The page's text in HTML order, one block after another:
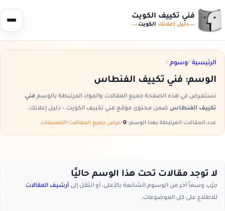
فني تكييف الكويت
دليل إعلانك الكويت
الرئيسية /وسوم /
الوسم: فني تكييف الفنطاس
نستعرض في هذه الصفحة جميع المقالات والمواد المرتبطة بالوسم فني
تكييف الفنطاس ضمن محتوى موقع فني تكييف الكويت – دليل إعلانك.
عدد المقالات المرتبطة بهذا الوسم: •عرض جميع المقالات•التصنيفات
لا توجد مقالات تحت هذا الوسم حاليًا
جرّب وسماً آخر من الوسوم الشائعة بالأعلى، أو انتقل إلى أرشيف المقالات
للاطلاع على كل الموضوعات.